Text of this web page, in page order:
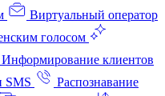
Виртуальный оператор
голосом
Информирование клиентов
SMS
Распознавание